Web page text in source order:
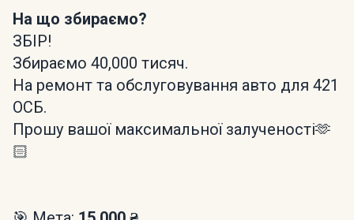
На що збираємо?
ЗБІР!
Збираємо 40,000 тисяч.
На ремонт та обслуговування авто для 421
ОСБ.
Прошу вашої максимальної залученості🫶
🏻